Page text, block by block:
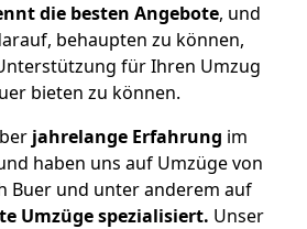
die besten Angebote, und
behaupten zu können,
für Ihren Umzug
bieten zu können.
jahrelange Erfahrung im
haben uns auf Umzüge von
Buer und unter anderem auf
Umzüge spezialisiert. Unser